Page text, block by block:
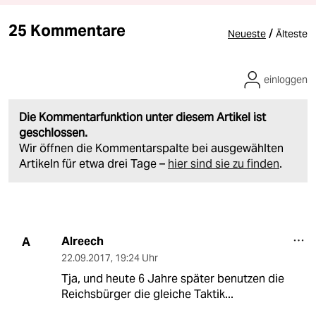
25 Kommentare Neueste / Älteste
Die Kommentarfunktion unter diesem Artikel ist
geschlossen.
Wir öffnen die Kommentarspalte bei ausgewählten
Artikeln für etwa drei Tage – hier sind sie zu finden.
einloggen
A Alreech
22.09.2017, 19:24 Uhr
Tja, und heute 6 Jahre später benutzen die
Reichsbürger die gleiche Taktik...